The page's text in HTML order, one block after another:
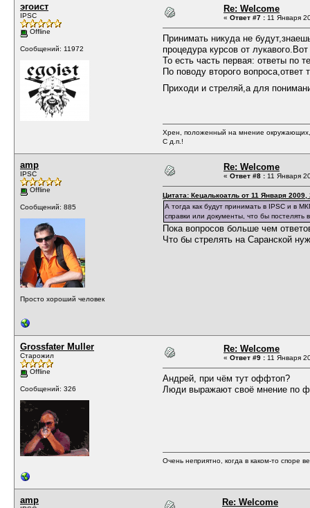
эгоист
IPSC
Offline
Сообщений: 11972
Re: Welcome
« Ответ #7 : 11 Января
Принимать никуда не
процедура курсов от
То есть часть первая: ответы по
По поводу второго
Приходи и стреляй,а для
Хрен, положенный на мнение окружающих,
С д.п.!
amp
IPSC
Offline
Сообщений: 885
Просто хороший человек
Re: Welcome
« Ответ #8 : 11 Января
Цитата: Кецалькоатль от 11 Января 2009,
А тогда как будут принимать в IPSC и в
справки или документы, что бы постелять
Пока вопросов больше чем
Что бы стрелять на Саранской
Grossfater Muller
Старожил
Offline
Сообщений: 326
Re: Welcome
« Ответ #9 : 11 Января
Андрей, при чём тут оффтоп?
Люди выражают своё мнение по
Очень неприятно, когда в каком-то споре
amp Re: Welcome